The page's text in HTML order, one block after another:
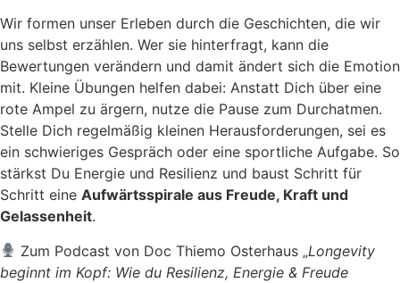
Wir formen unser Erleben durch die Geschichten, die wir
uns selbst erzählen. Wer sie hinterfragt, kann die
Bewertungen verändern und damit ändert sich die Emotion
mit. Kleine Übungen helfen dabei: Anstatt Dich über eine
rote Ampel zu ärgern, nutze die Pause zum Durchatmen.
Stelle Dich regelmäßig kleinen Herausforderungen, sei es
ein schwieriges Gespräch oder eine sportliche Aufgabe. So
stärkst Du Energie und Resilienz und baust Schritt für
Schritt eine Aufwärtsspirale aus Freude, Kraft und
Gelassenheit.
Zum Podcast von Doc Thiemo Osterhaus „Longevity
beginnt im Kopf: Wie du Resilienz, Energie & Freude